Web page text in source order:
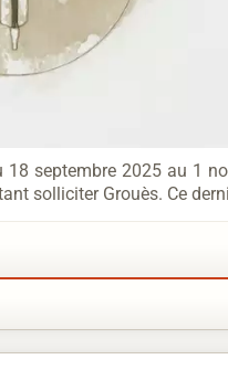
septembre 2025 au 1
solliciter Grouès. Ce